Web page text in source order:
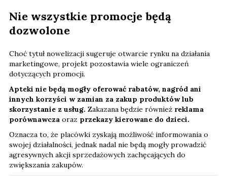
Nie wszystkie promocje będą
dozwolone
Choć tytuł nowelizacji sugeruje otwarcie rynku na działania
marketingowe, projekt pozostawia wiele ograniczeń
dotyczących promocji.
Apteki nie będą mogły oferować rabatów, nagród ani
innych korzyści w zamian za zakup produktów lub
skorzystanie z usług. Zakazana będzie również reklama
porównawcza oraz przekazy kierowane do dzieci.
Oznacza to, że placówki zyskają możliwość informowania o
swojej działalności, jednak nadal nie będą mogły prowadzić
agresywnych akcji sprzedażowych zachęcających do
zwiększania zakupów.